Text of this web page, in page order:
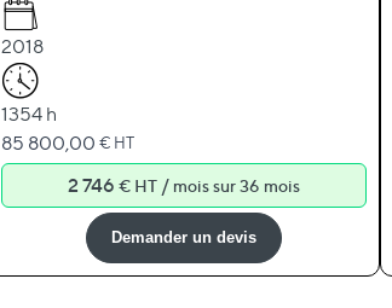
2018
1354 h
85 800,00 € HT
2 746 € HT / mois sur 36 mois
Demander un devis